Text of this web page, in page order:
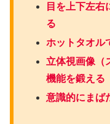
目を上下左右
る
ホットタオル
立体視画像（
機能を鍛える
意識的にまば